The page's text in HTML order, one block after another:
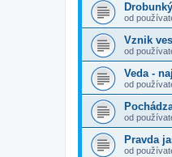
od
Vznik
od
Veda -
od
od
Pravda
od